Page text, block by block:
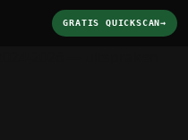
GRATIS QUICKSCAN→